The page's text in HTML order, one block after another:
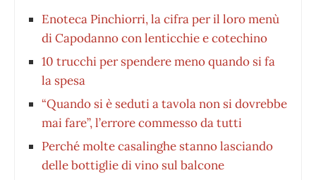
Enoteca Pinchiorri, la cifra per il loro menù
di Capodanno con lenticchie e cotechino
10 trucchi per spendere meno quando si fa
la spesa
“Quando si è seduti a tavola non si dovrebbe
mai fare”, l’errore commesso da tutti
Perché molte casalinghe stanno lasciando
delle bottiglie di vino sul balcone